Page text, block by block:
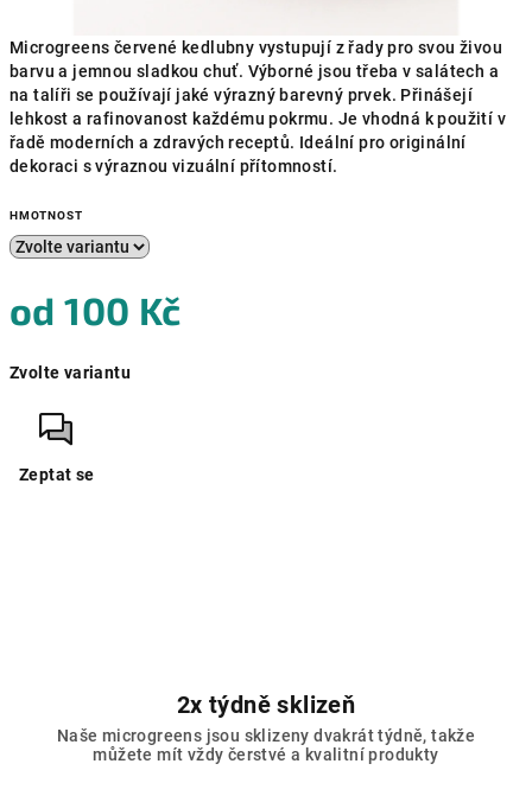
Microgreens červené kedlubny vystupují z řady pro svou živou
barvu a jemnou sladkou chuť. Výborné jsou třeba v salátech a
na talíři se používají jaké výrazný barevný prvek. Přinášejí
lehkost a rafinovanost každému pokrmu. Je vhodná k použití v
řadě moderních a zdravých receptů. Ideální pro originální
dekoraci s výraznou vizuální přítomností.
HMOTNOST
od100 Kč
cena:
Zvolte variantu
Zeptat se
2x týdně sklizeň
Naše microgreens jsou sklizeny dvakrát týdně, takže
můžete mít vždy čerstvé a kvalitní produkty